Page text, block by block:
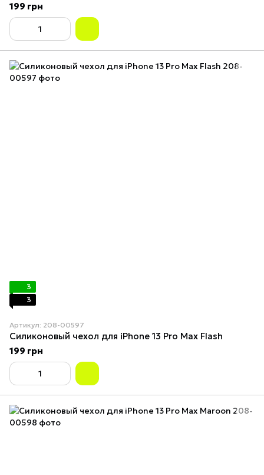
199 грн
3
3
Артикул: 208-00597
Силиконовый чехол для iPhone 13 Pro Max Flash
199 грн